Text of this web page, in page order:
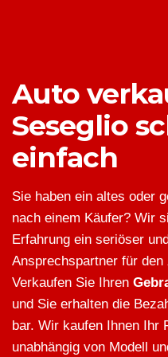
Auto
Seseglio
einfach
Sie haben ein altes oder
nach einem Käufer? Wir
Erfahrung ein seriöser
Ansprechspartner für den
Verkaufen Sie Ihren
und Sie erhalten die
bar. Wir kaufen Ihnen Ihr
unabhängig von Modell